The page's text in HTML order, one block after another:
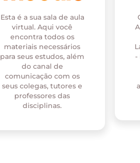
Esta é a sua sala de aula
virtual. Aqui você
encontra todos os
materiais necessários
para seus estudos, além
do canal de
comunicação com os
seus colegas, tutores e
professores das
disciplinas.
-